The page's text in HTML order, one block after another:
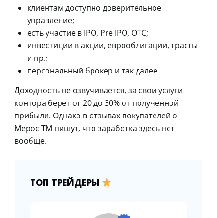
клиентам доступно доверительное
управление;
есть участие в IPO, Pre IPO, OTC;
инвестиции в акции, еврооблигации, трасты
и пр.;
персональный брокер и так далее.
Доходность не озвучивается, за свои услуги
контора берет от 20 до 30% от полученной
прибыли. Однако в отзывах покупателей о
Мерос ТМ пишут, что заработка здесь нет
вообще.
ТОП ТРЕЙДЕРЫ